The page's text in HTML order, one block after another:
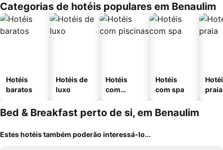
Categorias de hotéis populares em Benaulim
Hotéis
baratos
Hotéis de
luxo
Hotéis
com
Hotéis
com spa
praia
Bed & Breakfast perto de si, em Benaulim
Estes hotéis também poderão interessá-lo...